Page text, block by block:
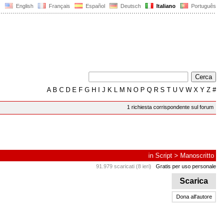
English Français Español Deutsch Italiano Português
AB C D E F G H J K L M N O P Q R S T U V W X Y Z #
1 richiesta corrispondente sul forum
in Script > Manoscritto
91.979 scaricati (8 ieri) Gratis per uso personale
Scarica
Dona all'autore